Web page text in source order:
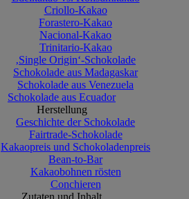
Criollo-Kakao
Forastero-Kakao
Nacional-Kakao
Trinitario-Kakao
‚Single Origin‘-Schokolade
Schokolade aus Madagaskar
Schokolade aus Venezuela
Schokolade aus Ecuador
Herstellung
Geschichte der Schokolade
Fairtrade-Schokolade
Kakaopreis und Schokoladenpreis
Bean-to-Bar
Kakaobohnen rösten
Conchieren
Zutaten und Inhalt